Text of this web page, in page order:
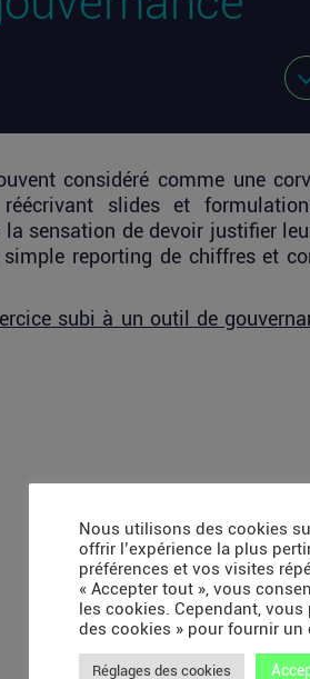
considéré comme une
slides et
sensation de devoir justifier
reporting de chiffres et
subi à un outil de
Nous utilisons des cookies
offrir l’expérience la plus
préférences et vos visites
« Accepter tout », vous
les cookies. Cependant,
des cookies » pour fournir
Réglages des cookies